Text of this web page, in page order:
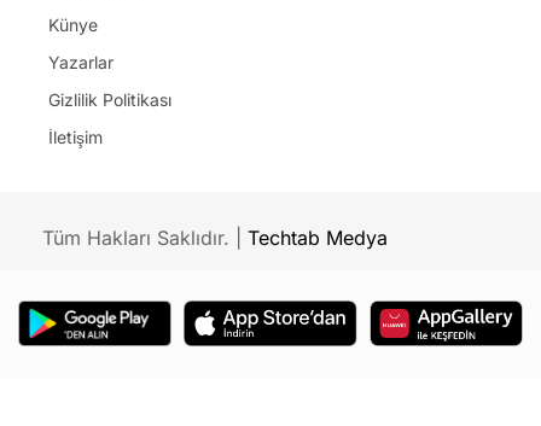
Künye
Yazarlar
Gizlilik Politikası
İletişim
Tüm Hakları Saklıdır. | Techtab Medya